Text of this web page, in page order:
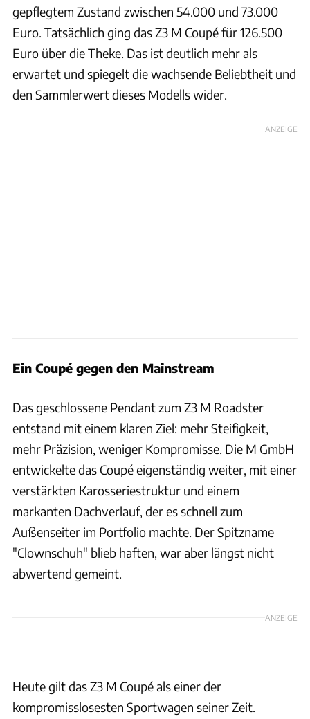
gepflegtem Zustand zwischen 54.000 und 73.000
Euro. Tatsächlich ging das Z3 M Coupé für 126.500
Euro über die Theke. Das ist deutlich mehr als
erwartet und spiegelt die wachsende Beliebtheit und
den Sammlerwert dieses Modells wider.
ANZEIGE
Ein Coupé gegen den Mainstream
Das geschlossene Pendant zum Z3 M Roadster
entstand mit einem klaren Ziel: mehr Steifigkeit,
mehr Präzision, weniger Kompromisse. Die M GmbH
entwickelte das Coupé eigenständig weiter, mit einer
verstärkten Karosseriestruktur und einem
markanten Dachverlauf, der es schnell zum
Außenseiter im Portfolio machte. Der Spitzname
"Clownschuh" blieb haften, war aber längst nicht
abwertend gemeint.
ANZEIGE
Heute gilt das Z3 M Coupé als einer der
kompromisslosesten Sportwagen seiner Zeit.